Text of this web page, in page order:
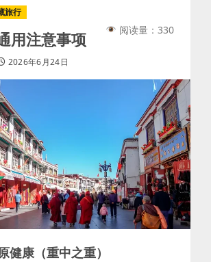
旅行
用注意事项
2026年6月24日
阅读量：330
健康（重中之重）